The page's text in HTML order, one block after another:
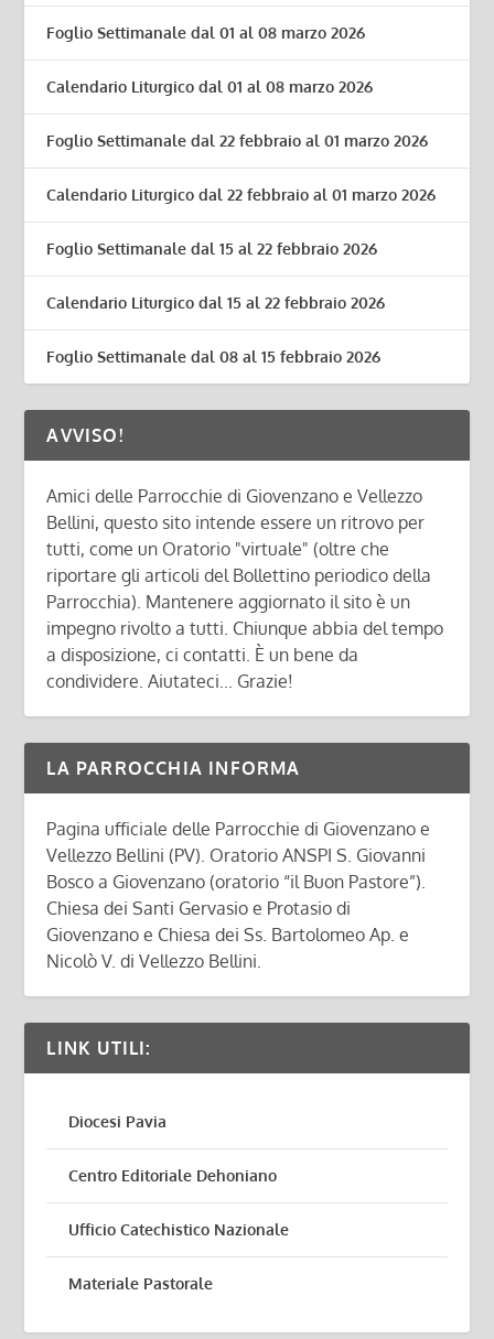
Foglio Settimanale dal 01 al 08 marzo 2026
Calendario Liturgico dal 01 al 08 marzo 2026
Foglio Settimanale dal 22 febbraio al 01 marzo 2026
Calendario Liturgico dal 22 febbraio al 01 marzo 2026
Foglio Settimanale dal 15 al 22 febbraio 2026
Calendario Liturgico dal 15 al 22 febbraio 2026
Foglio Settimanale dal 08 al 15 febbraio 2026
AVVISO!
Amici delle Parrocchie di Giovenzano e Vellezzo
Bellini, questo sito intende essere un ritrovo per
tutti, come un Oratorio "virtuale" (oltre che
riportare gli articoli del Bollettino periodico della
Parrocchia). Mantenere aggiornato il sito è un
impegno rivolto a tutti. Chiunque abbia del tempo
a disposizione, ci contatti. È un bene da
condividere. Aiutateci... Grazie!
LA PARROCCHIA INFORMA
Pagina ufficiale delle Parrocchie di Giovenzano e
Vellezzo Bellini (PV). Oratorio ANSPI S. Giovanni
Bosco a Giovenzano (oratorio “il Buon Pastore”).
Chiesa dei Santi Gervasio e Protasio di
Giovenzano e Chiesa dei Ss. Bartolomeo Ap. e
Nicolò V. di Vellezzo Bellini.
LINK UTILI:
Diocesi Pavia
Centro Editoriale Dehoniano
Ufficio Catechistico Nazionale
Materiale Pastorale